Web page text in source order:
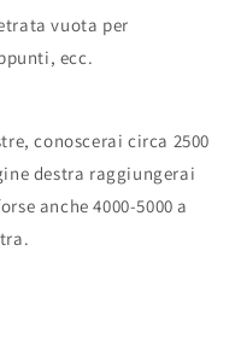
vuota per
ecc.
conoscerai circa 2500
destra raggiungerai
anche 4000-5000 a